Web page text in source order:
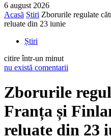
6 august 2026
Acasă Știri Zborurile regulate
reluate din 23 iunie
Știri
citire într-un minut
nu există comentarii
Zborurile
Franța și
reluate din 23